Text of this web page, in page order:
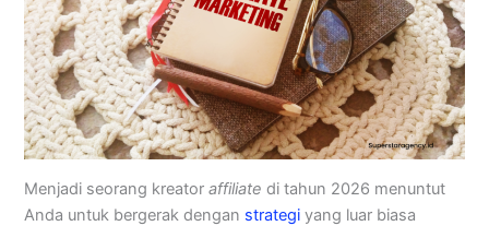
Menjadi seorang kreatoraffiliate di tahun 2026 menuntut
Anda untuk bergerak dengan strategi yang luar biasa